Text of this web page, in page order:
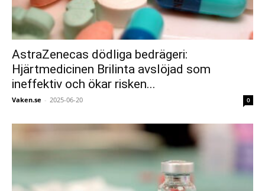
AstraZenecas dödliga bedrägeri:
Hjärtmedicinen Brilinta avslöjad som
ineffektiv och ökar risken...
Vaken.se - 2025-06-20 0